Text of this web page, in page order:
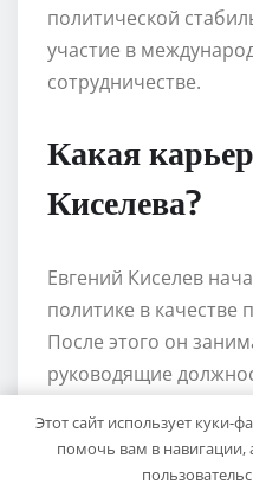
политической
участие в
сотрудничестве.
Какая
Киселева?
Евгений Киселев
политике в
После этого он
руководящие
настоящее время он
заместителя
Этот сайт использует куки-
помочь вам в навигации,